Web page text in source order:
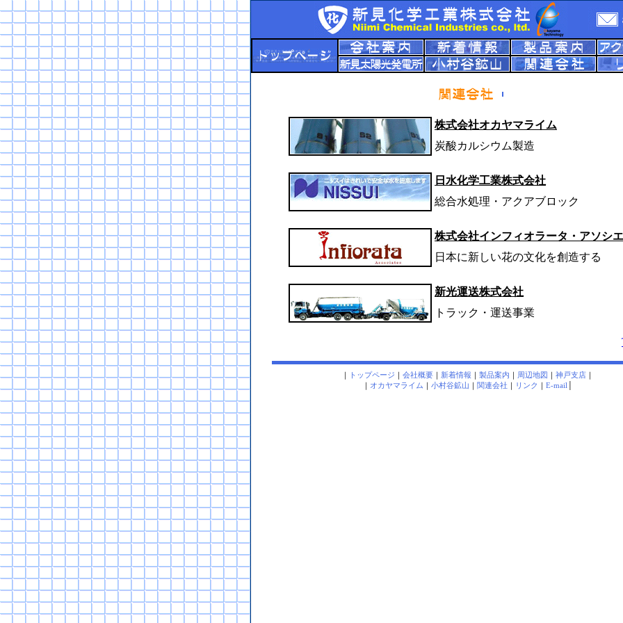
株式会社オカヤマライム
炭酸カルシウム製造
日水化学工業株式会社
総合水処理・アクアブロック
株式会社インフィオラータ・アソシ
日本に新しい花の文化を創造する
新光運送株式会社
トラック・運送事業
｜ トップページ ｜ 会社概要｜ 新着情報 ｜ 製品案内 ｜ 周辺地図 ｜ 神戸支店｜
｜ オカヤマライム ｜ 小村谷鉱山 ｜ 関連会社 ｜ リンク ｜ E-mail